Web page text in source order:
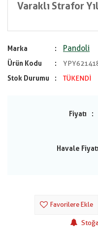
Varaklı Strafor
Marka Pandoli
Ürün Kodu
Stok Durumu
TÜKENDİ
Fiyatı
Havale Fiyatı
Favorilere Ekle